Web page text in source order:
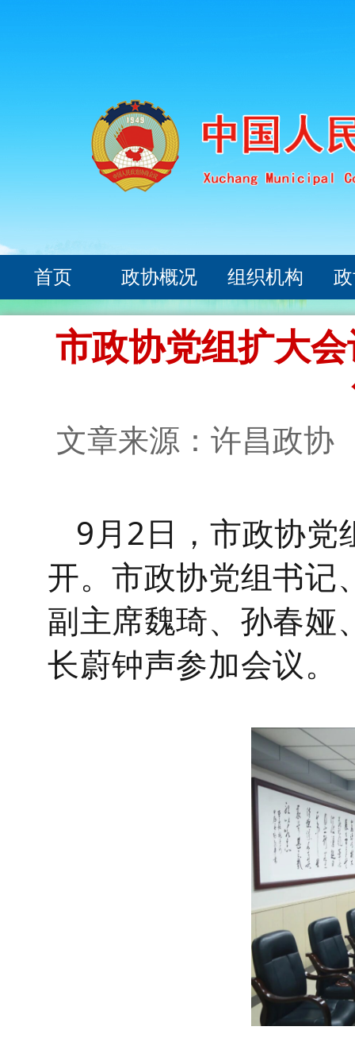
首页 政协概况 组织机构
市政协党组扩大
文章来源：许昌政
9月 2日 ，市政协党
开。市政协党组书记
副主席魏琦、 孙春娅
长蔚钟声参加会议。